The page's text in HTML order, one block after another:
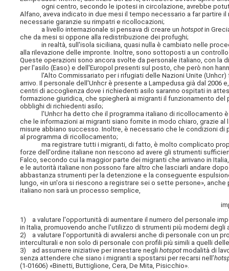
ogni centro, secondo le ipotesi in circolazione, avrebbe potuto
Alfano, aveva indicato in due mesi il tempo necessario a far
necessarie garanzie su rimpatri e ricollocazioni;
a livello internazionale si pensava di creare unhotspotin
che da mesi si oppone alla redistribuzione dei profughi;
in realtà, sull'isola siciliana, quasi nulla è cambiato nelle
alla rilevazione delle impronte. Inoltre, sono sottoposti a un
Queste operazioni sono ancora svolte da personale italiano, con
per l'asilo (Easo) e dell'Europol presenti sul posto, che però non
l'Alto Commissariato per i rifugiati delle Nazioni Unite (Unhcr)
arrivo. Il personale dell'Unhcr è presente a Lampedusa già dal
centri di accoglienza dove i richiedenti asilo saranno ospitati in
formazione giuridica, che spiegherà ai migranti il funzionamento
obblighi di richiedenti asilo;
l'Unhcr ha detto che il programma italiano di ricollocamento è
che le informazioni ai migranti siano fornite in modo chiaro, grazie
misure abbiano successo. Inoltre, è necessario che le condizioni
al programma di ricollocamento;
ma registrare tutti i migranti, di fatto, è molto complicato
forze dell'ordine italiane non riescono ad avere gli strumenti
Falco, secondo cui la maggior parte dei migranti che arrivano in
e le autorità italiane non possono fare altro che lasciarli andare
abbastanza strumenti per la detenzione e la conseguente
lungo, «in un'ora si riescono a registrare sei o sette persone»,
italiano non sarà un processo semplice,
1) a valutare l'opportunità di aumentare il numero del personale
in Italia, promuovendo anche l'utilizzo di strumenti più moderni
2) a valutare l'opportunità di avvalersi anche di personale con un
interculturali e non solo di personale con profili più simili a quelli
3) ad assumere iniziative per innestare neglihotspotmodalità di
senza attendere che siano i migranti a spostarsi per recarsi nell’
(1-01606) «Binetti, Buttiglione, Cera, De Mita, Pisicchio».